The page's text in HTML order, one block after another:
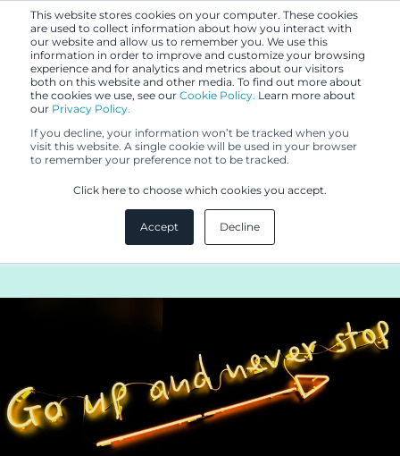
This website stores cookies on your computer. These cookies
are used to collect information about how you interact with
our website and allow us to remember you. We use this
information in order to improve and customize your browsing
experience and for analytics and metrics about our visitors
both on this website and other media. To find out more about
the cookies we use, see our Cookie Policy. Learn more about
our Privacy Policy.
If you decline, your information won’t be tracked when you
visit this website. A single cookie will be used in your browser
to remember your preference not to be tracked.
Click here to choose which cookies you accept.
Accept Decline
24.6.2020
Haluatko menestyä
loistoideoiden parissa? Nyt olisi